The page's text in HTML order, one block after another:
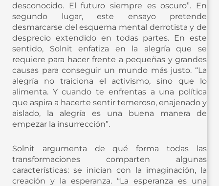
desconocido. El futuro siempre es oscuro”. En
segundo lugar, este ensayo pretende
desmarcarse del esquema mental derrotista y de
desprecio extendido en todas partes. En este
sentido, Solnit enfatiza en la alegría que se
requiere para hacer frente a pequeñas y grandes
causas para conseguir un mundo más justo. “La
alegría no traiciona el activismo, sino que lo
alimenta. Y cuando te enfrentas a una política
que aspira a hacerte sentir temeroso, enajenado y
aislado, la alegría es una buena manera de
empezar la insurrección”.
Solnit argumenta de qué forma todas las
transformaciones comparten algunas
características: se inician con la imaginación, la
creación y la esperanza. “La esperanza es una